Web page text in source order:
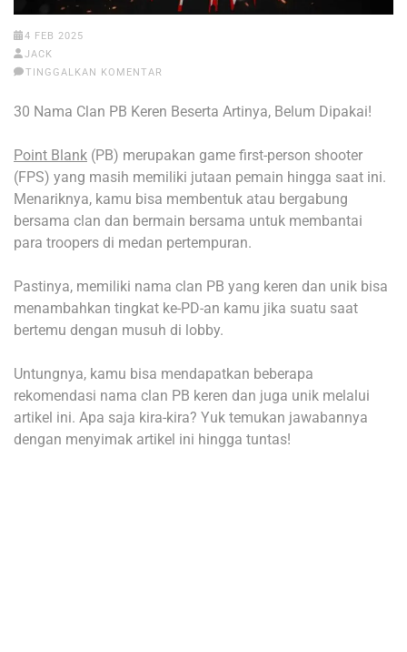
4 FEB 2025
JACK
TINGGALKAN KOMENTAR
30 Nama Clan PB Keren Beserta Artinya, Belum Dipakai!
Point Blank (PB) merupakan game first-person shooter
(FPS) yang masih memiliki jutaan pemain hingga saat ini.
Menariknya, kamu bisa membentuk atau bergabung
bersama clan dan bermain bersama untuk membantai
para troopers di medan pertempuran.
Pastinya, memiliki nama clan PB yang keren dan unik bisa
menambahkan tingkat ke-PD-an kamu jika suatu saat
bertemu dengan musuh di lobby.
Untungnya, kamu bisa mendapatkan beberapa
rekomendasi nama clan PB keren dan juga unik melalui
artikel ini. Apa saja kira-kira? Yuk temukan jawabannya
dengan menyimak artikel ini hingga tuntas!